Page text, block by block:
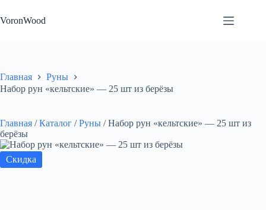
к
сути
VoronWood
Главная
Руны
Набор рун «кельтские» — 25 шт из берёзы
Главная / Каталог / Руны / Набор рун «кельтские» — 25 шт из
берёзы
Скидка